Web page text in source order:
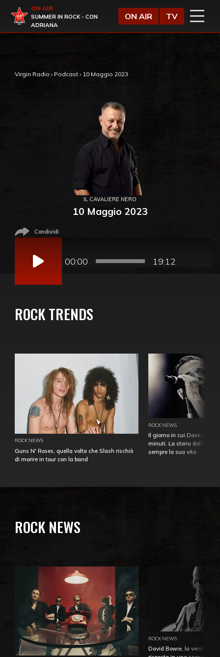
Virgin Radio
ON AIR
SUMMER IN ROCK - CON
ADRIANA
ON AIR TV
Virgin Radio › Podcast › 10 Maggio 2023
IL CAVALIERE NERO
10 Maggio 2023
Condividi
00:00 19:12
ROCK TRENDS
ROCK NEWS
Guns N' Roses, quella volta che Slash rischiò
di morire in tour con la band
ROCK NEWS
Il giorno in cui Dave
minuti. La storia
sempre la sua vita
ROCK NEWS
ROCK NEWS
David Bowie, la vera